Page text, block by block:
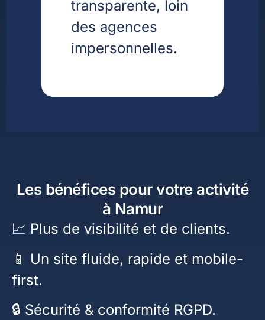
transparente, loin
des agences
impersonnelles.
Les bénéfices pour votre activité
à Namur
📈 Plus de visibilité et de clients.
📱 Un site fluide, rapide et mobile-
first.
🔒 Sécurité & conformité RGPD.